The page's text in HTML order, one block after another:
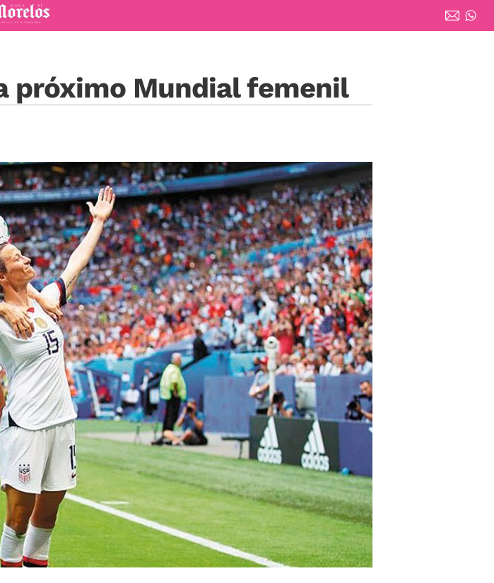
próximo Mundial femenil